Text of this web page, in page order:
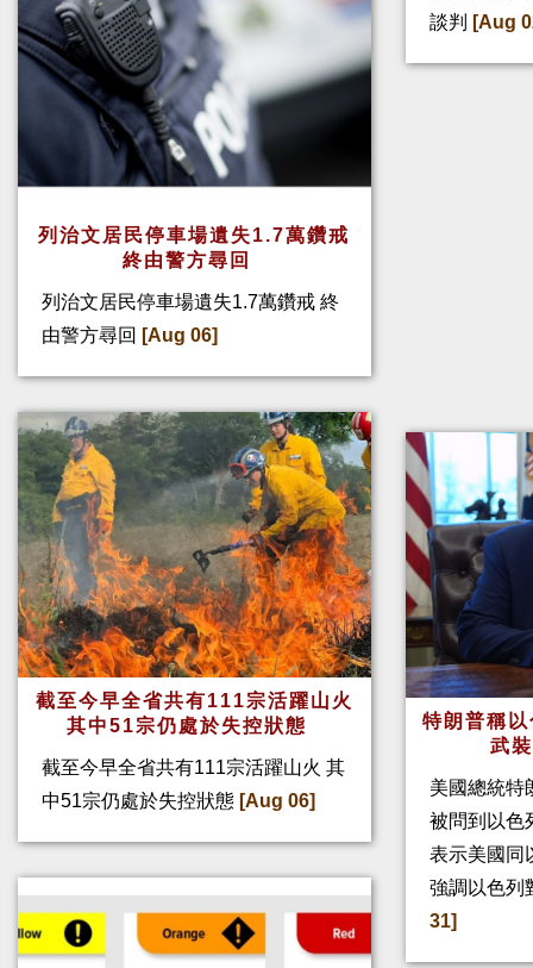
列治文居民停車場遺失1.7萬鑽戒
終由警方尋回
列治文居民停車場遺失1.7萬鑽戒 終
由警方尋回 [Aug 06]
截至今早全省共有111宗活躍山火
其中51宗仍處於失控狀態
截至今早全省共有111宗活躍山火 其
中51宗仍處於失控狀態 [Aug 06]
談判
[Aug
特朗普稱
武
美國總統特
被問到以色
表示美國同
強調以色列
31]